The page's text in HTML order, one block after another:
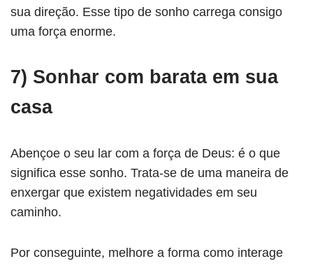
sua direção. Esse tipo de sonho carrega consigo
uma força enorme.
7) Sonhar com barata em sua
casa
Abençoe o seu lar com a força de Deus: é o que
significa esse sonho. Trata-se de uma maneira de
enxergar que existem negatividades em seu
caminho.
Por conseguinte, melhore a forma como interage